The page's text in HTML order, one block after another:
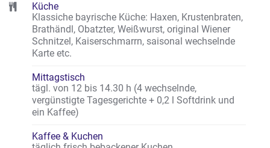
Küche
Klassiche bayrische Küche: Haxen, Krustenbraten,
Brathändl, Obatzter, Weißwurst, original Wiener
Schnitzel, Kaiserschmarrn, saisonal wechselnde
Karte etc.
Mittagstisch
tägl. von 12 bis 14.30 h (4 wechselnde,
vergünstigte Tagesgerichte + 0,2 l Softdrink und
ein Kaffee)
Kaffee & Kuchen